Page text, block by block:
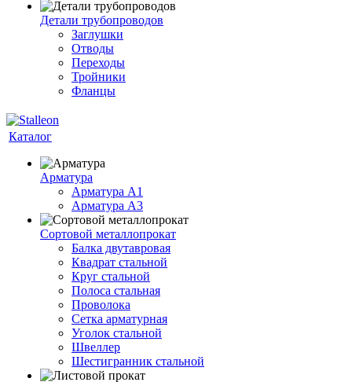
Детали трубопроводов
Заглушки
Отводы
Переходы
Тройники
Фланцы
Каталог
Арматура
Арматура A1
Арматура А3
Сортовой металлопрокат
Балка двутавровая
Квадрат стальной
Круг стальной
Полоса стальная
Проволока
Сетка арматурная
Уголок стальной
Швеллер
Шестигранник стальной